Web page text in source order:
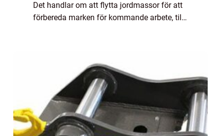
Det handlar om att flytta jordmassor för att
förbereda marken för kommande arbete, till